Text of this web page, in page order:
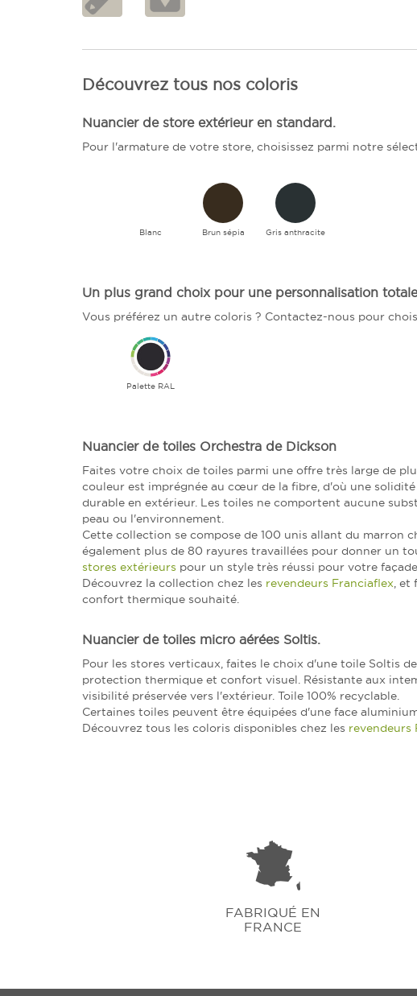
Découvrez tous nos coloris
Nuancier de store extérieur en standard.
Pour l'armature de votre store, choisissez parmi notre
Blanc Brun sépia Gris anthracite
Un plus grand choix pour une personnalisation totale
Vous préférez un autre coloris ? Contactez-nous pour
Palette RAL
Nuancier de toiles Orchestra de Dickson
Faites votre choix de toiles parmi une offre très large de
couleur est imprégnée au cœur de la fibre, d'où une
durable en extérieur. Les toiles ne comportent aucune
peau ou l'environnement.
Cette collection se compose de 100 unis allant du marron
également plus de 80 rayures travaillées pour donner un
stores extérieurs pour un style très réussi pour votre
Découvrez la collection chez les revendeurs Franciaflex, et
confort thermique souhaité.
Nuancier de toiles micro aérées Soltis.
Pour les stores verticaux, faites le choix d'une toile Soltis
protection thermique et confort visuel. Résistante aux
visibilité préservée vers l'extérieur. Toile 100% recyclable.
Certaines toiles peuvent être équipées d'une face
Découvrez tous les coloris disponibles chez les revendeurs
FABRIQUÉ EN
FRANCE